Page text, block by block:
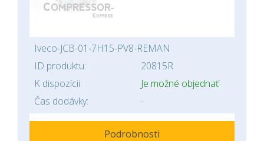
Iveco-JCB-01-7H15-PV8-REMAN
ID produktu:
20815R
K dispozícii:
Je možné objednať
Čas dodávky:
-
Podrobnosti